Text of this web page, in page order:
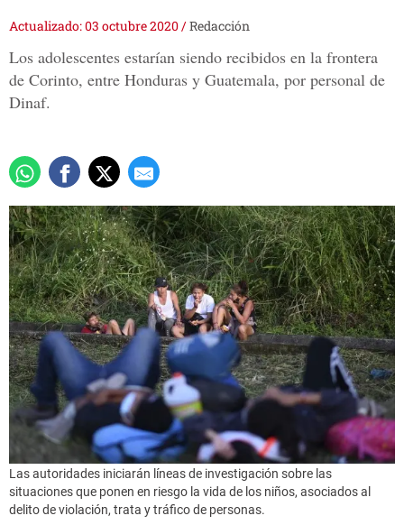
Actualizado: 03 octubre 2020/Redacción
Los adolescentes estarían siendo recibidos en la frontera
de Corinto, entre Honduras y Guatemala, por personal de
Dinaf.
Las autoridades iniciarán líneas de investigación sobre las
situaciones que ponen en riesgo la vida de los niños, asociados al
delito de violación, trata y tráfico de personas.